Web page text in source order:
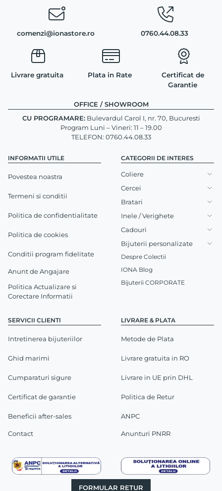
comenzi@ionastore.ro 0760.44.08.33
Livrare gratuita Plata in Rate
Certificat de
Garantie
INFORMATII UTILE
Povestea noastra
Termeni si conditii
Politica de confidentialitate
Politica de cookies
Conditii program fidelitate
Anunt de Angajare
Politica Actualizare si
Corectare Informatii
SERVICII CLIENTI
Intretinerea bijuteriilor
Ghid marimi
Cumparaturi sigure
Certificat de garantie
Beneficii after-sales
Contact
LIVRARE & PLATA
Metode de Plata
Livrare gratuita in RO
Livrare in UE prin DHL
Politica de Retur
ANPC
Anunturi PNRR
OFFICE / SHOWROOM
CU PROGRAMARE:Bulevardul Carol I, nr. 70, Bucuresti
Program Luni – Vineri: 11 – 19.00
TELEFON: 0760.44.08.33
CATEGORII DE INTERES
Coliere
Cercei
Bratari
Inele / Verighete
Cadouri
Bijuterii personalizate
Despre Colectii
IONA Blog
Bijuterii CORPORATE
FORMULAR RETUR